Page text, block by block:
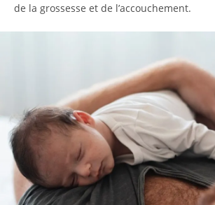
de la grossesse et de l’accouchement.